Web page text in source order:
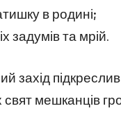
в родині;
задумів та мрій.
захід
свят мешканців